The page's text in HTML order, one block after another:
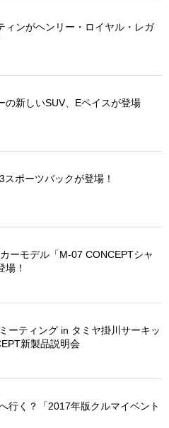
ィンがヘンリー・ロイヤル・レガ
の新しいSUV、Eペイスが登場
スポーツバックが登場！
ーモデル「M-07 CONCEPTシャ
場！
ーティング in タミヤ掛川サーキッ
新製品説明会
行く？「2017年版クルマイベント